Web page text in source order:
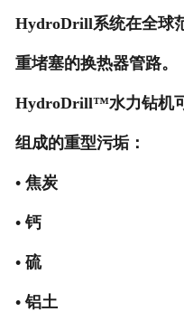
HydroDrill系统在全球
重堵塞的换热器管路。
HydroDrill™水力钻机
组成的重型污垢：
• 焦炭
• 钙
• 硫
• 铝土